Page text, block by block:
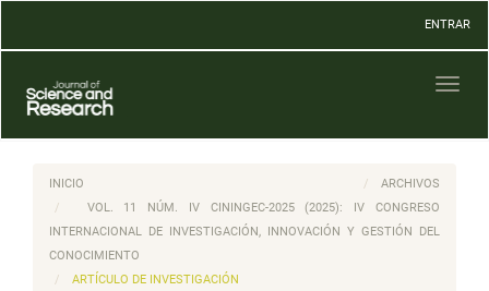
Contenido
Barra
lateral
ENTRAR
INICIO
ARCHIVOS
VOL. 11 NÚM. IV CININGEC-2025 (2025): IV CONGRESO
INTERNACIONAL DE INVESTIGACIÓN, INNOVACIÓN Y GESTIÓN DEL
CONOCIMIENTO
ARTÍCULO DE INVESTIGACIÓN